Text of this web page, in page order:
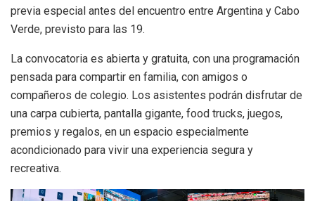
previa especial antes del encuentro entre Argentina y Cabo
Verde, previsto para las 19.
La convocatoria es abierta y gratuita, con una programación
pensada para compartir en familia, con amigos o
compañeros de colegio. Los asistentes podrán disfrutar de
una carpa cubierta, pantalla gigante, food trucks, juegos,
premios y regalos, en un espacio especialmente
acondicionado para vivir una experiencia segura y
recreativa.